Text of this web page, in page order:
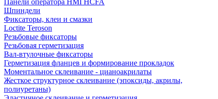
Панели оператора HMI HCFA
Шпиндели
Фиксаторы, клеи и смазки
Loctite Teroson
Резьбовые фиксаторы
Резьбовая герметизация
Вал-втулочные фиксаторы
Герметизация фланцев и формирование прокладок
Моментальное склеивание - цианоакрилаты
Жесткое структурное склеивание (эпоксиды, акрилы,
полиуретаны)